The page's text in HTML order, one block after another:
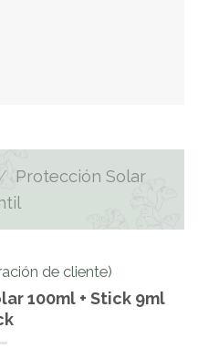
Protección Solar
de cliente)
100ml + Stick 9ml